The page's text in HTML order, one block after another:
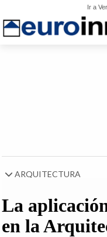
Ir a
ARQUITECTURA
La
en la